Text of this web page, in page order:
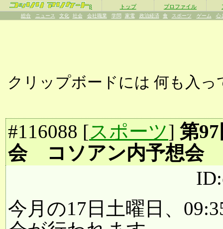
β トップ プロファイル
総合 ニュース 文化 社会 会社職業 学問 家電 政治経済 食 スポーツ ゲーム 心
クリップボードには 何も入っ
#116088 [スポーツ] 第
会 コソアン内予想会
今月の17日土曜日、